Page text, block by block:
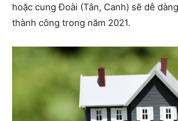
hoặc cung Đoài (Tân, Canh) sẽ dễ
thành công trong năm 2021.